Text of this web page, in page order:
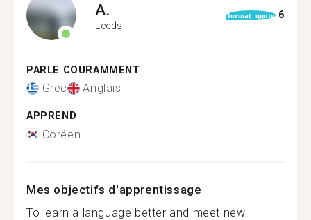
A.
Leeds
format_quote 6
PARLE COURAMMENT
Grec Anglais
APPREND
Coréen
Mes objectifs d'apprentissage
To learn a language better and meet new